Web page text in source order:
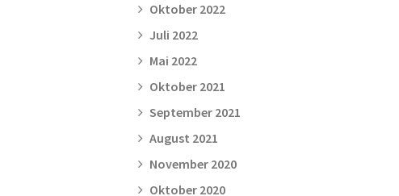
Oktober 2022
Juli 2022
Mai 2022
Oktober 2021
September 2021
August 2021
November 2020
Oktober 2020